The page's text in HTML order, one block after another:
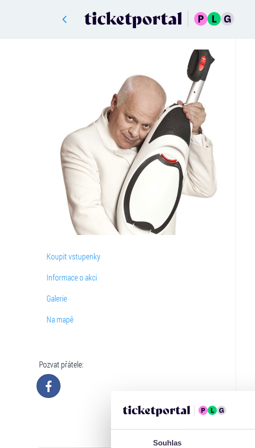
Souhlas
Koupit vstupenky
Informace o akci
Galerie
Na mapě
Pozvat přátele: